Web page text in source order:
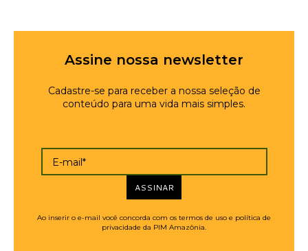
Assine nossa newsletter
Cadastre-se para receber a nossa seleção de
conteúdo para uma vida mais simples.
E-mail*
ASSINAR
Ao inserir o e-mail você concorda com os termos de uso e política de
privacidade da PIM Amazônia.